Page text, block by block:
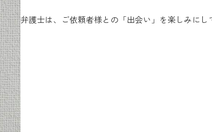
弁護士は、ご依頼者様との「出会い」を楽しみにし